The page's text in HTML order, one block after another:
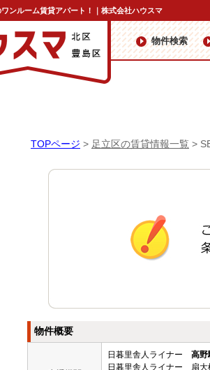
ンルーム賃貸アパート！｜株式会社ハウスマ
物件検索
TOPページ > 足立区の賃貸情報一覧 >
物件概要
日暮里舎人ライナー 高野
日暮里舎人ライナー 扇